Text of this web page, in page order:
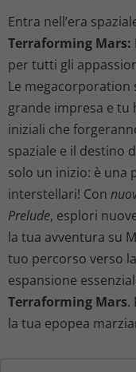
Entra nell’era
Terraforming Mars:
per tutti gli
Le
grande impresa e tu
iniziali che
spaziale e il destino
solo un inizio: è una
interstellari! Con
Prelude, esplori
la tua avventura su
tuo percorso verso
espansione
Terraforming Mars.
la tua epopea